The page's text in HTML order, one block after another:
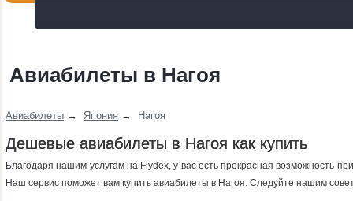
Авиабилеты в Нагоя
Авиабилеты → Япония → Нагоя
Дешевые авиабилеты в Нагоя как купить
Благодаря нашим услугам на Flydex, у вас есть прекрасная возможность
Наш сервис поможет вам купить авиабилеты в Нагоя. Следуйте нашим